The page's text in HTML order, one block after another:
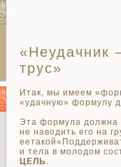
«Неудачник
трус»
Итак, мы имеем
«удачную» формулу
Эта формула должна
не наводить его на
и тела в молодом
ЦЕЛЬ.